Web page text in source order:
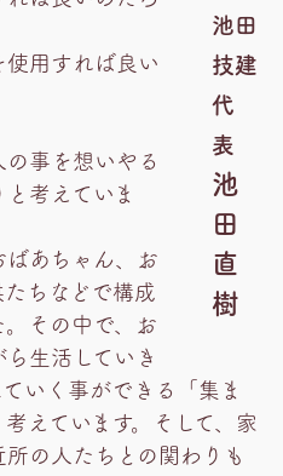
池田
技建
代
表
池
田
直
樹
用すれば良い
事を想いやる
考えていま
あちゃん、お
ちなどで構成
その中で、お
生活していき
いく事ができる「集ま
えています。そして、家
の人たちとの関わりも